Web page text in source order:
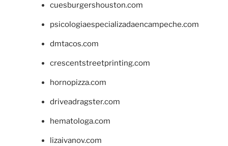
cuesburgershouston.com
psicologiaespecializadaencampeche.com
dmtacos.com
crescentstreetprinting.com
hornopizza.com
driveadragster.com
hematologa.com
lizaivanov.com